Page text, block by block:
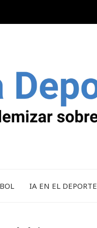
IA EN EL DEPORTE